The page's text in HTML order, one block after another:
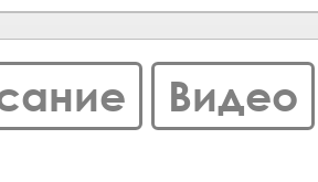
Видео